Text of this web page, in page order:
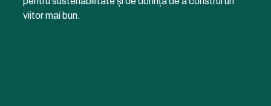
viitor mai bun.